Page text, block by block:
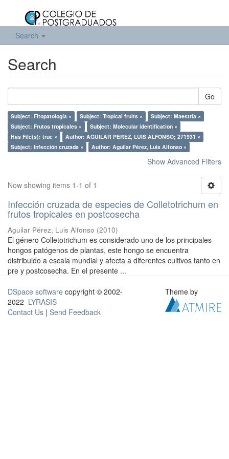
Search
Search
Go
Subject: Fitopatología × Subject: Tropical fruits ×
Subject: Maestría ×
Subject: Frutos tropicales ×
Subject: Molecular identification ×
Has File(s): true ×
Author: AGUILAR PEREZ, LUIS ALFONSO; 271931 ×
Subject: Infección cruzada ×
Author: Aguilar Pérez, Luis Alfonso ×
Show Advanced Filters
Now showing items 1-1 of 1
Infección cruzada de especies de Colletotrichum en
frutos tropicales en postcosecha
Aguilar Pérez, Luis Alfonso (2010)
El género Colletotrichum es considerado uno de los principales
hongos patógenos de plantas, este hongo se encuentra
distribuido a escala mundial y afecta a diferentes cultivos tanto en
pre y postcosecha. En el presente ...
DSpace software copyright © 2002-
2022 LYRASIS
Contact Us | Send Feedback
Theme by